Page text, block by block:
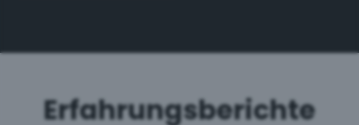
Erfahrungsberichte